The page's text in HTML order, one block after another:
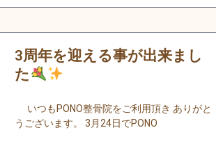
3周年を迎える事が出来まし
た
いつもPONO整骨院をご利用頂き ありがと
うございます。 3月24日でPONO